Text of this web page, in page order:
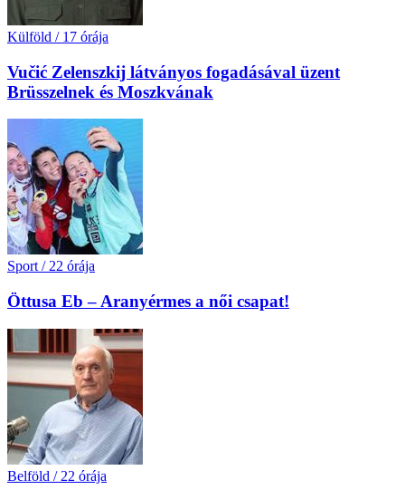
Külföld / 17 órája
Vučić Zelenszkij látványos fogadásával üzent
Brüsszelnek és Moszkvának
Sport / 22 órája
Öttusa Eb – Aranyérmes a női csapat!
Belföld / 22 órája